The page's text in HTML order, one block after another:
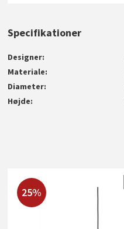
Specifikationer
Designer
Materiale
Diameter
Højde
25%